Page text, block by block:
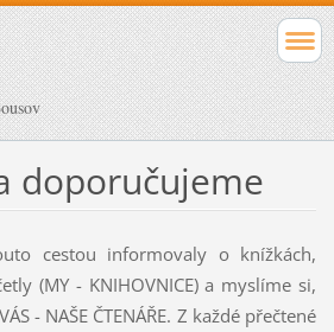
doporučujeme
cestou informovaly o knížkách,
(MY - KNIHOVNICE) a myslíme si,
- NAŠE ČTENÁŘE. Z každé přečtené